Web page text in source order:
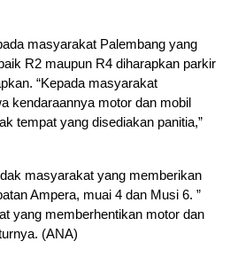
masyarakat Palembang yang
R2 maupun R4 diharapkan parkir
“Kepada masyarakat
kendaraannya motor dan mobil
tempat yang disediakan panitia,”
masyarakat yang memberikan
Ampera, muai 4 dan Musi 6. ”
yang memberhentikan motor dan
(ANA)